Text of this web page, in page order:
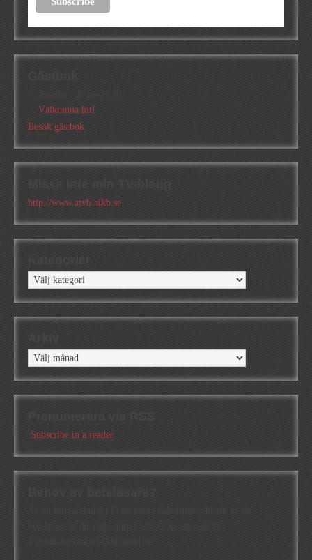
Annika
Välkomna hit!
Besök gästbok
Missa inte min TV-blogg
http://www.atvb.alkb.se
Kategorier
Kategorier
Arkiv
Subscribe in a reader
Behov av betaläsare?
Är du intresserad att få en första konstruktiv kritik av en